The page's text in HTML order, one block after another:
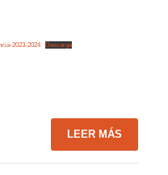
2023-2024 Descarga
LEER MÁS